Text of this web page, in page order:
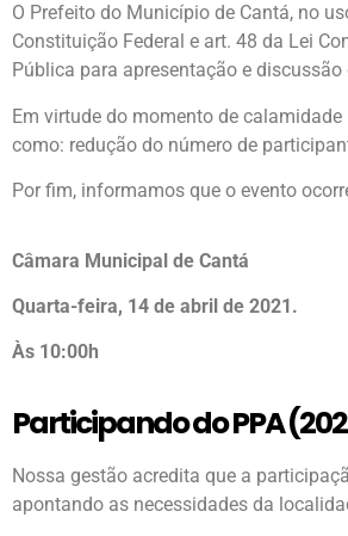
O Prefeito do Município de Cantá, no
Constituição Federal e art. 48 da Lei
Pública para apresentação e
Em virtude do momento de
como: redução do número de
Por fim, informamos que o evento
Câmara Municipal de Cantá
Quarta-feira, 14 de abril de 2021.
Às 10:00h
Participando do PPA
Nossa gestão acredita que a
apontando as necessidades da